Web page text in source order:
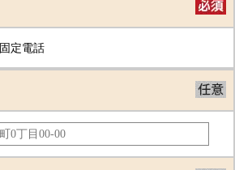
固定電話